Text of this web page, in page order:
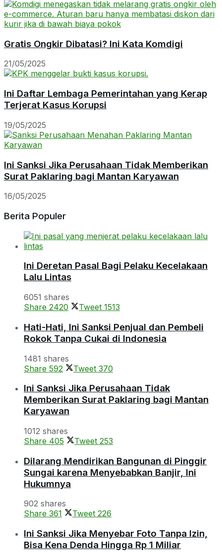
Gratis Ongkir Dibatasi? Ini Kata Komdigi
21/05/2025
Ini Daftar Lembaga Pemerintahan yang Kerap
Terjerat Kasus Korupsi
19/05/2025
Ini Sanksi Jika Perusahaan Tidak Memberikan
Surat Paklaring bagi Mantan Karyawan
16/05/2025
Berita Populer
Ini Deretan Pasal Bagi Pelaku Kecelakaan
Lalu Lintas
6051 shares
Share 2420 Tweet 1513
Hati-Hati, Ini Sanksi Penjual dan Pembeli
Rokok Tanpa Cukai di Indonesia
1481 shares
Share 592 Tweet 370
Ini Sanksi Jika Perusahaan Tidak
Memberikan Surat Paklaring bagi Mantan
Karyawan
1012 shares
Share 405 Tweet 253
Dilarang Mendirikan Bangunan di Pinggir
Sungai karena Menyebabkan Banjir, Ini
Hukumnya
902 shares
Share 361 Tweet 226
Ini Sanksi Jika Menyebar Foto Tanpa Izin,
Bisa Kena Denda Hingga Rp 1 Miliar